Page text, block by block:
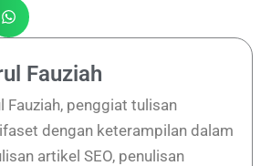
Fauziah
Fauziah, penggiat tulisan
dengan keterampilan dalam
artikel SEO, penulisan